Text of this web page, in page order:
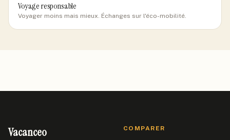
Voyage responsable
Voyager moins mais mieux. Échanges sur l'éco-mobilité.
Vacanceo COMPARER